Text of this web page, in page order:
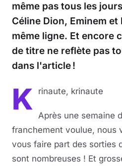
même pas tous les
Céline Dion, Eminem
même ligne. Et encore
de titre ne reflète pas
dans l'article !
K rinaute, krinaute
Après une semaine
franchement voulue, nous
vous faire part des sorties
sont nombreuses ! Et